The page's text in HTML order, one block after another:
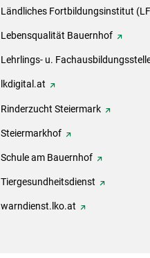
Ländliches Fortbildungsinstitut
Lebensqualität Bauernhof
Lehrlings- u.
lkdigital.at
Rinderzucht Steiermark
Steiermarkhof
Schule am Bauernhof
Tiergesundheitsdienst
warndienst.lko.at